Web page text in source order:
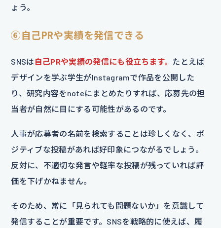
ょう。
⑥自己PRや実績を発信できる
SNSは 自己PRや実績の発信にも役立ちます。 たとえば
デザインを学ぶ学生がInstagramで作品を公開した
り、研究内容をnoteにまとめたりすれば、応募先の担
当者が自然に目にする可能性があるのです。
人事が応募者の名前を検索することは珍しくなく、ポ
ジティブな投稿があれば好印象につながるでしょう。
反対に、不適切な発言や軽率な投稿が残っていれば評
価を下げかねません。
そのため、常に「見られても問題ないか」を意識して
発信することが重要です。SNSを戦略的に使えば、履